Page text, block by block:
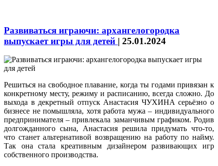
Развиваться играючи: архангелогородка
выпускает игры для детей | 25.01.2024
Решиться на свободное плавание, когда ты годами привязан к
конкретному месту, режиму и расписанию, всегда сложно. До
выхода в декретный отпуск Анастасия ЧУХИНА серьёзно о
бизнесе не помышляла, хотя работа мужа – индивидуального
предпринимателя – привлекала заманчивым графиком. Родив
долгожданного сына, Анастасия решила придумать что‑то,
что станет альтернативой возвращению на работу по найму.
Так она стала креативным дизайнером развивающих игр
собственного производства.